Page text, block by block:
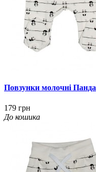
Повзунки молочні Панда
179 грн
До кошика